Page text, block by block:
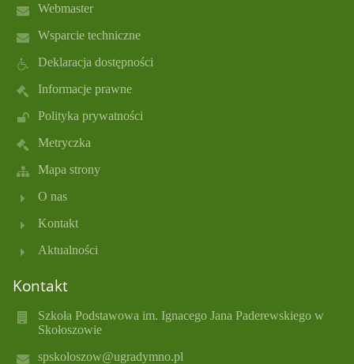
Webmaster
Wsparcie techniczne
Deklaracja dostępności
Informacje prawne
Polityka prywatności
Metryczka
Mapa strony
O nas
Kontakt
Aktualności
Kontakt
Szkoła Podstawowa im. Ignacego Jana Paderewskiego w
Skołoszowie
spskoloszow@ugradymno.pl